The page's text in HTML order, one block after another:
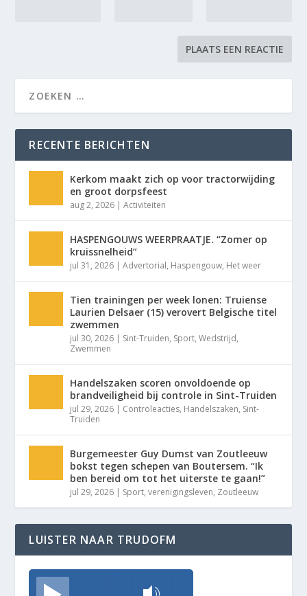
RECENTE BERICHTEN
Kerkom maakt zich op voor tractorwijding
en groot dorpsfeest
aug 2, 2026 |Activiteiten
HASPENGOUWS WEERPRAATJE. “Zomer op
kruissnelheid”
jul 31, 2026 |Advertorial, Haspengouw, Het weer
Tien trainingen per week lonen: Truiense
Laurien Delsaer (15) verovert Belgische titel
zwemmen
jul 30, 2026 | Sint-Truiden, Sport,Wedstrijd,
Zwemmen
Handelszaken scoren onvoldoende op
brandveiligheid bij controle in Sint-Truiden
jul 29, 2026 | Controleacties, Handelszaken, Sint-
Truiden
Burgemeester Guy Dumst van Zoutleeuw
bokst tegen schepen van Boutersem. “Ik
ben bereid om tot het uiterste te gaan!”
jul 29, 2026 | Sport,verenigingsleven, Zoutleeuw
LUISTER NAAR TRUDOFM
TrudoFM